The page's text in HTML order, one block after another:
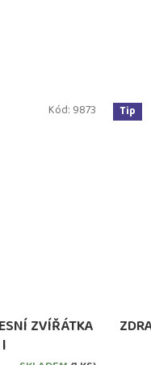
ZVÍŘÁTKA
l
Kód: 9873 Tip